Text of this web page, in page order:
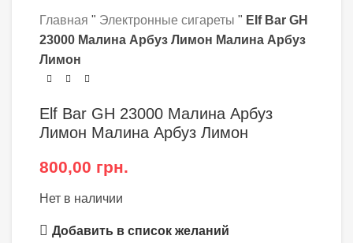
Главная " Электронные сигареты " Elf Bar GH
23000 Малина Арбуз Лимон Малина Арбуз
Лимон
Elf Bar GH 23000 Малина Арбуз
Лимон Малина Арбуз Лимон
800,00 грн.
Нет в наличии
Добавить в список желаний